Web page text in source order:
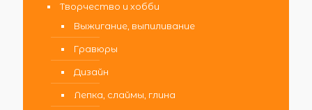
Творчество и хобби
Выжигание, выпиливание
Гравюры
Дизайн
Лепка, слаймы, глина